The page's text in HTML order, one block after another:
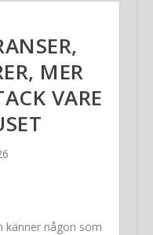
MER
VARE
känner någon som